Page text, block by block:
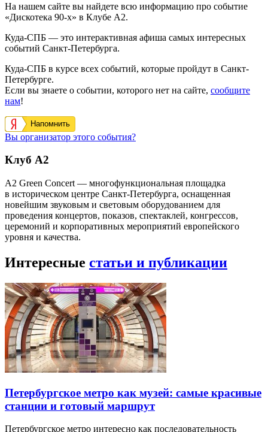
На нашем сайте вы найдете всю информацию про событие
«Дискотека 90-х» в Клубе А2.
Куда-СПБ — это интерактивная афиша самых интересных
событий Санкт-Петербурга.
Куда-СПБ в курсе всех событий, которые пройдут в Санкт-
Петербурге.
Если вы знаете о событии, которого нет на сайте, сообщите
нам!
Напомнить
Вы организатор этого события?
Клуб А2
A2 Green Concert — многофункциональная площадка
в историческом центре Санкт-Петербурга, оснащенная
новейшим звуковым и световым оборудованием для
проведения концертов, показов, спектаклей, конгрессов,
церемоний и корпоративных мероприятий европейского
уровня и качества.
Интересные статьи и публикации
Петербургское метро как музей: самые красивые
станции и готовый маршрут
Петербургское метро интересно как последовательность